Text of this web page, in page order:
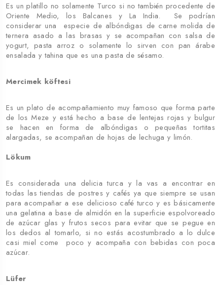
Es un platillo no solamente Turco si no también procedente de
Oriente Medio, los Balcanes y La India. Se podrían
considerar una especie de albóndigas de carne molida de
ternera asado a las brasas y se acompañan con salsa de
yogurt, pasta arroz o solamente lo sirven con pan árabe
ensalada y tahina que es una pasta de sésamo.
Mercimek köftesi
Es un plato de acompañamiento muy famoso que forma parte
de los Meze y está hecho a base de lentejas rojas y bulgur
se hacen en forma de albóndigas o pequeñas tortitas
alargadas, se acompañan de hojas de lechuga y limón.
Lökum
Es considerada una delicia turca y la vas a encontrar en
todas las tiendas de postres y cafés ya que siempre se usan
para acompañar a ese delicioso café turco y es básicamente
una gelatina a base de almidón en la superficie espolvoreado
de azúcar glas y frutos secos para evitar que se pegue en
los dedos al tomarlo, si no estás acostumbrado a lo dulce
casi miel come poco y acompaña con bebidas con poca
azúcar.
Lüfer